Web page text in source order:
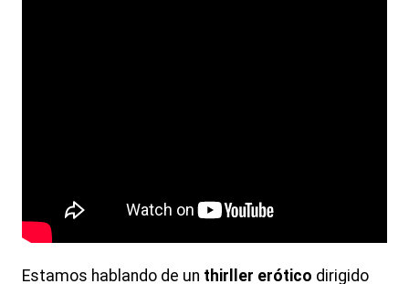
Estamos hablando de un thirller erótico dirigido